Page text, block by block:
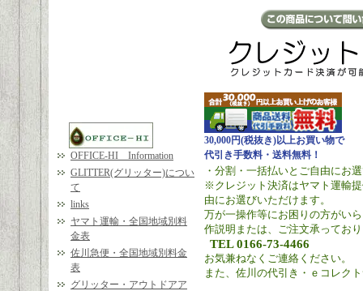
OFFICE-HI Information
GLITTER(グリッター)につい
て
links
ヤマト運輸・全国地域別料
金表
佐川急便・全国地域別料金
表
グリッター・アウトドアア
30,000円(税抜き)以上お買い物で
代引き手数料・送料無料！
・分割・一括払いとご自由にお
※クレジット決済はヤマト運輸
由にお選びいただけます。
万が一操作等にお困りの方がい
作説明または、ご注文承ってお
TEL 0166-73-4466
お気兼ねなくご連絡ください。
また、佐川の代引き・ｅコレク